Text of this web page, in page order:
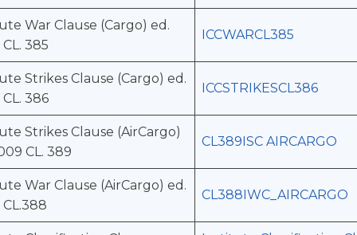
War Clause (Cargo) ed.
385
ICCWARCL385
Strikes Clause (Cargo) ed.
386
ICCSTRIKESCL386
Strikes Clause (AirCargo)
CL. 389
CL389ISC AIRCARGO
War Clause (AirCargo) ed.
CL388IWC_AIRCARGO